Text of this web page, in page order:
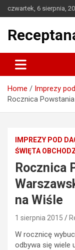
to
czwartek, 6 sierpnia,
Home
Imprezy
Rocznica
IMPREZY POD
ŚWIĘTA
Rocznica
na Wiśle
1 sierpnia 2015
W rocznicę
odbywa się wiele